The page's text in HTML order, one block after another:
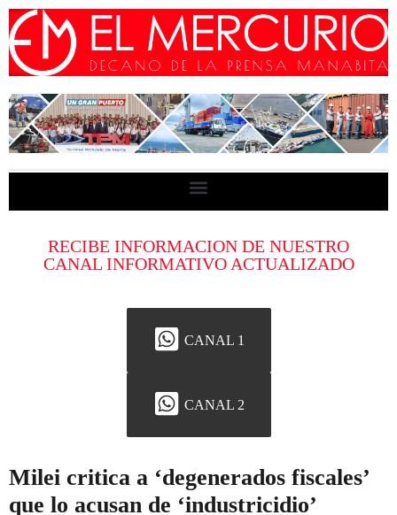
RECIBE INFORMACION DE NUESTRO
CANAL INFORMATIVO ACTUALIZADO
CANAL 1
CANAL 2
Milei critica a ‘degenerados fiscales’
que lo acusan de ‘industricidio’